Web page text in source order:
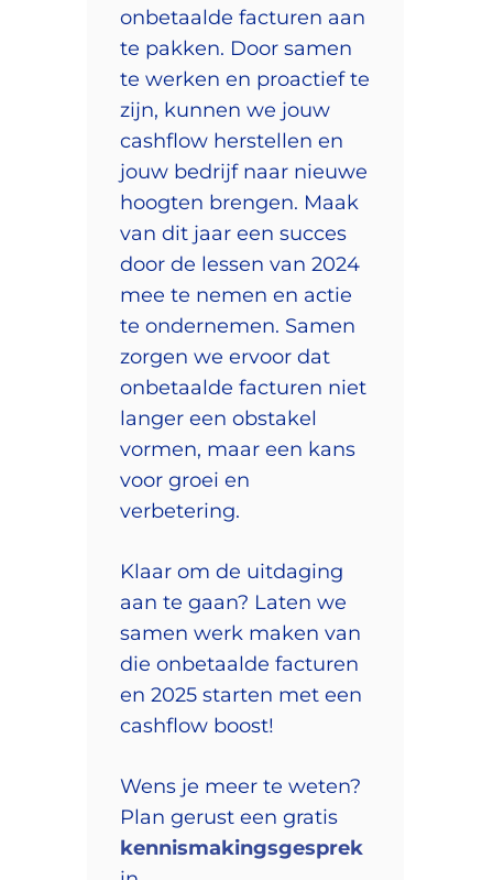
onbetaalde facturen aan
te pakken. Door samen
te werken en proactief te
zijn, kunnen we jouw
cashflow herstellen en
jouw bedrijf naar nieuwe
hoogten brengen. Maak
van dit jaar een succes
door de lessen van 2024
mee te nemen en actie
te ondernemen. Samen
zorgen we ervoor dat
onbetaalde facturen niet
langer een obstakel
vormen, maar een kans
voor groei en
verbetering.
Klaar om de uitdaging
aan te gaan? Laten we
samen werk maken van
die onbetaalde facturen
en 2025 starten met een
cashflow boost!
Wens je meer te weten?
Plan gerust een gratis
kennismakingsgesprek